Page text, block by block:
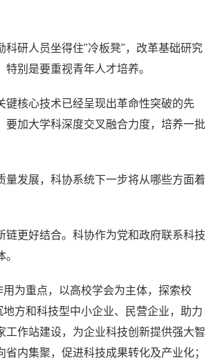
科研人员坐得住"冷板凳"，改革基础研究
别是要重视青年人才培养。
核心技术已经呈现出革命性突破的先
加大学科深度交叉融合力度，培养一批
发展，科协系统下一步将从哪些方面着
更好结合。科协作为党和政府联系科技
为重点，以高校学会为主体，探索校
方和科技型中小企业、民营企业，助力
作站建设，为企业科技创新提供强大智
内集聚，促进科技成果转化及产业化；